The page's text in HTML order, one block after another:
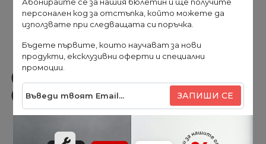
Daikin
2025 ,9 000 BTU, Wi-fi, Клас А++/А+
персонален код за отстъпка, който можете да
използвате при следващата си поръчка.
Бъдете първите, които научават за нови
продукти, ексклузивни оферти и специални
промоции.
ЗАПИШИ СЕ